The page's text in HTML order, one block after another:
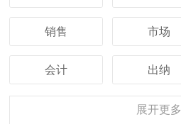
销售 市场
会计 出纳
行政
展开更多